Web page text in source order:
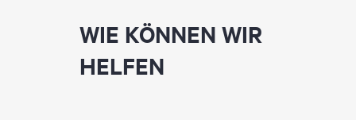
WIE KÖNNEN WIR
HELFEN